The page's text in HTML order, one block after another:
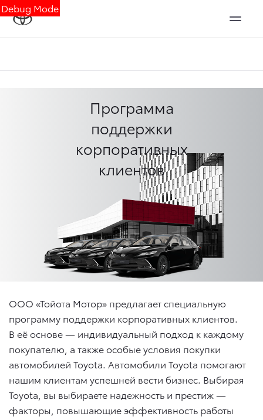
Debug Mode
Программа
поддержки
корпоративных
клиентов
ООО «Тойота Мотор» предлагает специальную
программу поддержки корпоративных клиентов.
В её основе — индивидуальный подход к каждому
покупателю, а также особые условия покупки
автомобилей Toyota. Автомобили Toyota помогают
нашим клиентам успешней вести бизнес. Выбирая
Toyota, вы выбираете надежность и престиж —
факторы, повышающие эффективность работы